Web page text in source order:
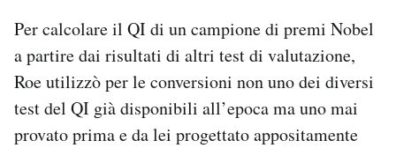
Per calcolare il QI di un campione di premi Nobel
a partire dai risultati di altri test di valutazione,
Roe utilizzò per le conversioni non uno dei diversi
test del QI già disponibili all’epoca ma uno mai
provato prima e da lei progettato appositamente